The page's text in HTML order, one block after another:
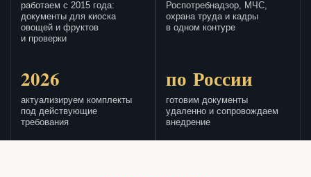
работаем с 2015 года:
документы для киоска
овощей и фруктов
и проверки
Роспотребнадзор, МЧС,
охрана труда и кадры
в одном контуре
2026
актуализируем комплекты
под действующие
требования
по России
готовим документы
удаленно и сопровождаем
внедрение